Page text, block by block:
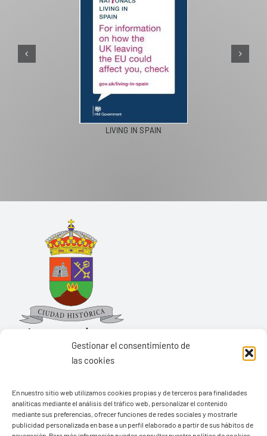
Gestionar el consentimiento de
las cookies
En nuestro sitio web utilizamos cookies propias y de terceros para finalidades
analíticas mediante el análisis del tráfico web, personalizar el contenido
mediante sus preferencias, ofrecer funciones de redes sociales y mostrarle
publicidad personalizada en base a un perfil elaborado a partir de sus hábitos de
PASEOS EN CAMELLO
Pza. de Los Remedios, 1
35570 – Yaiza
Tel:928 83 62 20